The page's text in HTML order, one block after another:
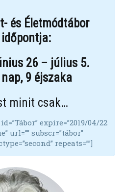
és Életmódtábor
időpontja:
26 – július 5.
9 éjszaka
minit csak…
expire=”2019/04/22
url=”” subscr=”tábor”
repeats=””]